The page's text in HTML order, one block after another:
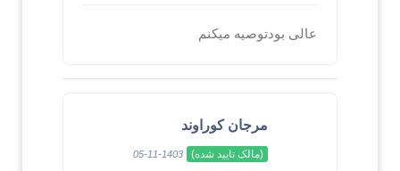
عالی بودتوصیه میکنم
مرجان کوراوند
(مالک تایید شده) 1403-11-05